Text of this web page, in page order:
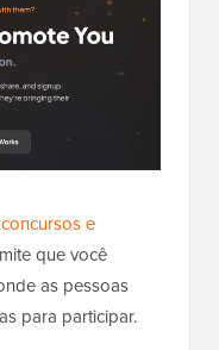
e
que você
as pessoas
para participar.